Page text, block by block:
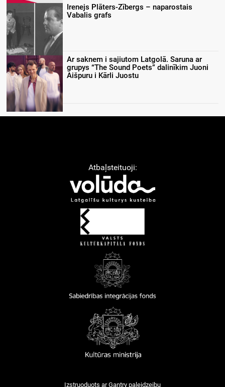
Irenejs Plāters-Zībergs – naparostais
Vabalis grafs
Ar saknem i sajiutom Latgolā. Saruna ar
grupys “The Sound Poets” dalinīkim Juoni
Aišpuru i Kārli Juostu
Atbaļsteituoji:
Izstruoduots arGantry paleidzeibu